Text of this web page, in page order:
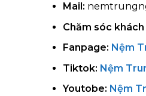
Mail:
Chăm sóc khách
Fanpage: Nệm
Tiktok: Nệm
Youtobe: Nệm